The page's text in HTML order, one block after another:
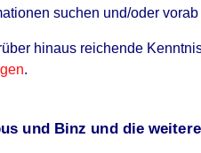
suchen und/oder vorab
hinaus reichende
.
und Binz und die